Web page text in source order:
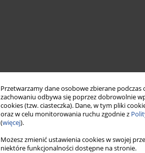
Przetwarzamy dane osobowe zbierane
zachowaniu odbywa się poprzez dobrowolnie
cookies (tzw. ciasteczka). Dane, w tym pliki
oraz w celu monitorowania ruchu zgodnie z
(więcej).
Możesz zmienić ustawienia cookies w swojej
niektóre funkcjonalności dostępne na stronie.